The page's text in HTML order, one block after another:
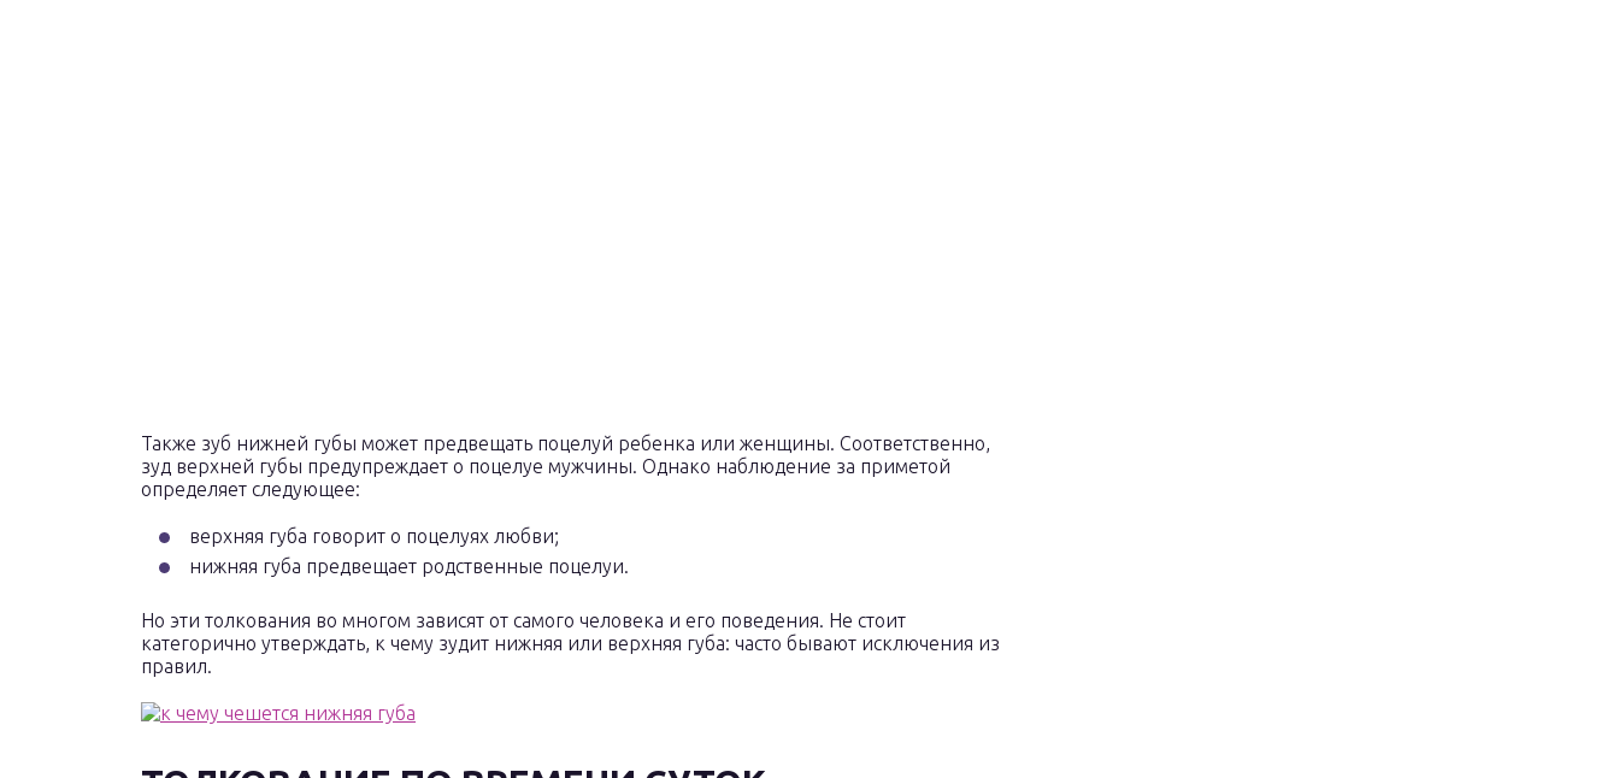
Также зуб нижней губы может предвещать поцелуй ребенка или женщины. Соответственно,
зуд верхней губы предупреждает о поцелуе мужчины. Однако наблюдение за приметой
определяет следующее:
верхняя губа говорит о поцелуях любви;
нижняя губа предвещает родственные поцелуи.
Но эти толкования во многом зависят от самого человека и его поведения. Не стоит
категорично утверждать, к чему зудит нижняя или верхняя губа: часто бывают исключения из
правил.